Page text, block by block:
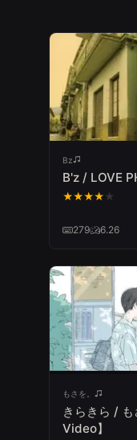
Bz
B'z / LOVE
★★★★ ★
279 6.26
もさを。
きらきら /
Video】